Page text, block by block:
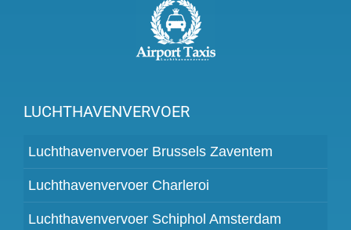
LUCHTHAVENVERVOER
Luchthavenvervoer Brussels Zaventem
Luchthavenvervoer Charleroi
Luchthavenvervoer Schiphol Amsterdam